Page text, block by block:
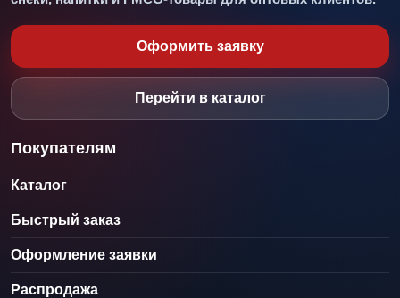
Оформить заявку
Перейти в каталог
Покупателям
Каталог
Быстрый заказ
Оформление заявки
Распродажа